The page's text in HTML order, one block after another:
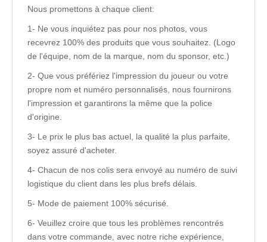
Nous promettons à chaque client:
1- Ne vous inquiétez pas pour nos photos, vous
recevrez 100% des produits que vous souhaitez. (Logo
de l'équipe, nom de la marque, nom du sponsor, etc.)
2- Que vous préfériez l'impression du joueur ou votre
propre nom et numéro personnalisés, nous fournirons
l'impression et garantirons la même que la police
d'origine.
3- Le prix le plus bas actuel, la qualité la plus parfaite,
soyez assuré d'acheter.
4- Chacun de nos colis sera envoyé au numéro de suivi
logistique du client dans les plus brefs délais.
5- Mode de paiement 100% sécurisé.
6- Veuillez croire que tous les problèmes rencontrés
dans votre commande, avec notre riche expérience,